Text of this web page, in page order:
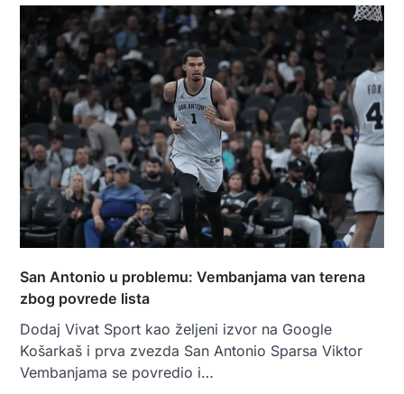
San Antonio u problemu: Vembanjama van terena
zbog povrede lista
Dodaj Vivat Sport kao željeni izvor na Google
Košarkaš i prva zvezda San Antonio Sparsa Viktor
Vembanjama se povredio i…